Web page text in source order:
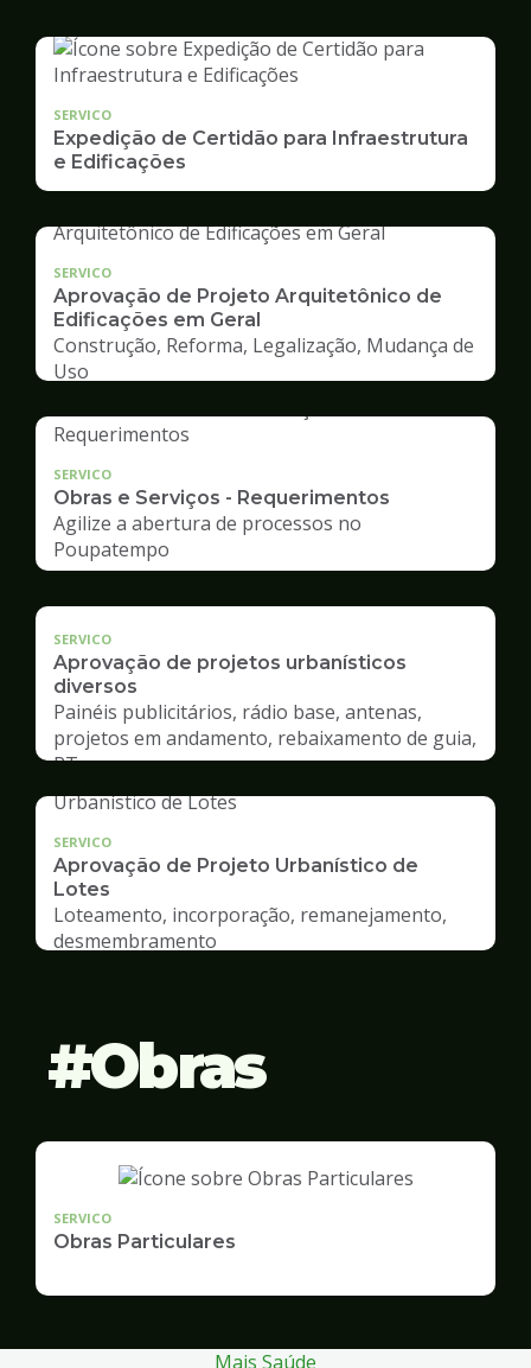
SERVICO
Expedição de Certidão para Infraestrutura
e Edificações
SERVICO
Aprovação de Projeto Arquitetônico de
Edificações em Geral
Construção, Reforma, Legalização, Mudança de
Uso
SERVICO
Obras e Serviços - Requerimentos
Agilize a abertura de processos no
Poupatempo
SERVICO
Aprovação de projetos urbanísticos
diversos
Painéis publicitários, rádio base, antenas,
projetos em andamento, rebaixamento de guia,
RT
SERVICO
Aprovação de Projeto Urbanístico de
Lotes
Loteamento, incorporação, remanejamento,
desmembramento
Obras
SERVICO
Obras Particulares
Mais Saúde